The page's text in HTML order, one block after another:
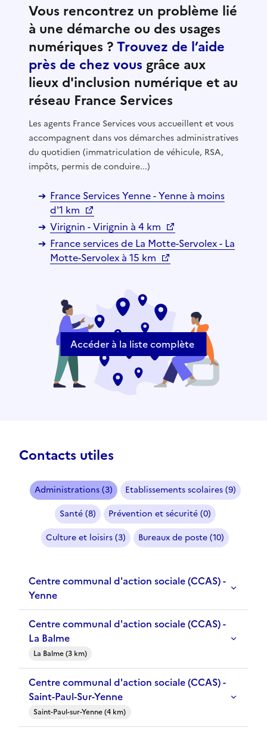
Vous rencontrez un problème lié
à une démarche ou des usages
numériques ?Trouvez de l’aide
près de chez vous grâce aux
lieux d'inclusion numérique et au
réseau France Services
Les agents France Services vous accueillent et vous
accompagnent dans vos démarches administratives
du quotidien (immatriculation de véhicule, RSA,
impôts, permis de conduire...)
France Services Yenne - Yenne à moins
d'1 km
Virignin - Virignin à 4 km
France services de La Motte-Servolex - La
Motte-Servolex à 15 km
Accéder à la liste complète
Contacts utiles
Administrations (3)
Etablissements scolaires (9)
Santé (8)
Prévention et sécurité (0)
Culture et loisirs (3)
Bureaux de poste (10)
Centre communal d'action sociale (CCAS) -
Yenne
Centre communal d'action sociale (CCAS) -
La Balme
La Balme (3 km)
Centre communal d'action sociale (CCAS) -
Saint-Paul-Sur-Yenne
Saint-Paul-sur-Yenne (4 km)